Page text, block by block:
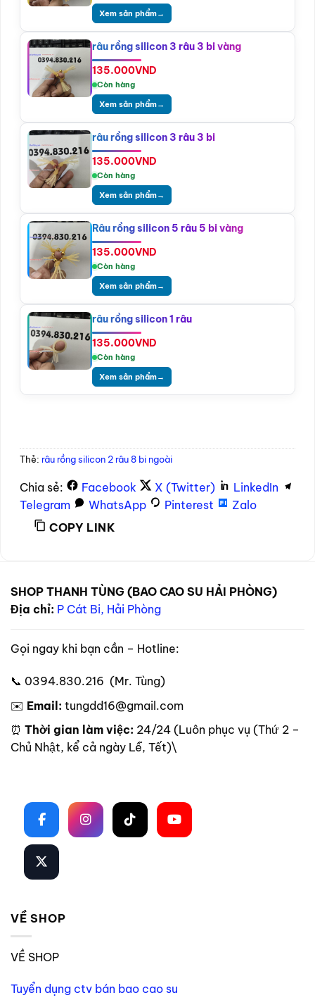
Xem sản phẩm→
râu rồng silicon 3 râu 3 bi vàng
135.000VND
Còn hàng
Xem sản phẩm→
râu rồng silicon 3 râu 3 bi
135.000VND
Còn hàng
Xem sản phẩm→
Râu rồng silicon 5 râu 5 bi vàng
135.000VND
Còn hàng
Xem sản phẩm→
râu rồng silicon 1 râu
135.000VND
Còn hàng
Xem sản phẩm→
Thẻ: râu rồng silicon 2 râu 8 bi ngoài
Chia sẻ: Facebook X (Twitter)
LinkedIn
Telegram
WhatsApp Pinterest
Zalo
COPY LINK
SHOP THANH TÙNG (BAO CAO SU HẢI PHÒNG)
Địa chỉ: P Cát Bi, Hải Phòng
Gọi ngay khi bạn cần – Hotline:
📞 0394.830.216 (Mr. Tùng)
✉️ Email: tungdd16@gmail.com
⏰ Thời gian làm việc: 24/24 (Luôn phục vụ (Thứ 2 –
Chủ Nhật, kể cả ngày Lễ, Tết)\
VỀ SHOP
VỀ SHOP
Tuyển dụng ctv bán bao cao su